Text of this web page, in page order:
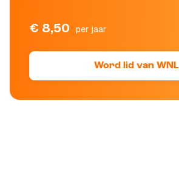
€ 8,50 per jaar
Word lid van WNL